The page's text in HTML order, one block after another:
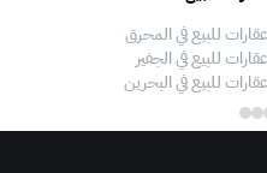
عقارات للبيع في المحرق
عقارات للبيع في الجفير
عقارات للبيع في البحرين